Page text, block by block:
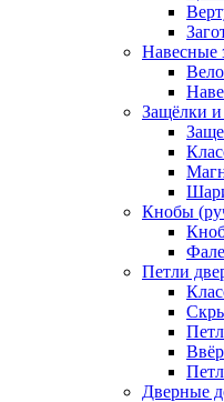
Навесные
Защёлки
Кнобы
Петли
Дверные